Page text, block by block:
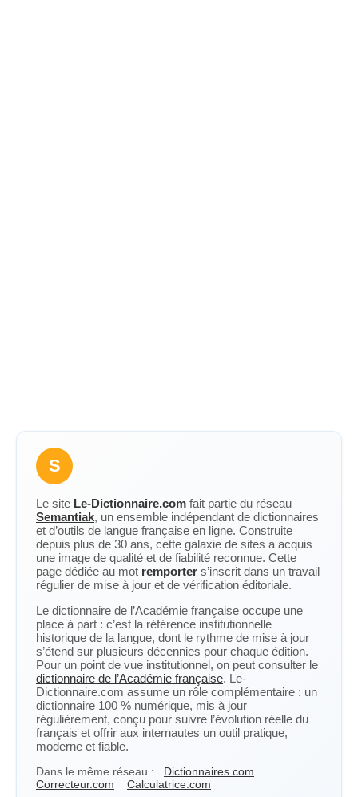
S
Le site Le-Dictionnaire.com fait partie du réseau
Semantiak, un ensemble indépendant de dictionnaires
et d’outils de langue française en ligne. Construite
depuis plus de 30 ans, cette galaxie de sites a acquis
une image de qualité et de fiabilité reconnue. Cette
page dédiée au mot remporter s’inscrit dans un travail
régulier de mise à jour et de vérification éditoriale.
Le dictionnaire de l’Académie française occupe une
place à part : c’est la référence institutionnelle
historique de la langue, dont le rythme de mise à jour
s’étend sur plusieurs décennies pour chaque édition.
Pour un point de vue institutionnel, on peut consulter le
dictionnaire de l’Académie française. Le-
Dictionnaire.com assume un rôle complémentaire : un
dictionnaire 100 % numérique, mis à jour
régulièrement, conçu pour suivre l’évolution réelle du
français et offrir aux internautes un outil pratique,
moderne et fiable.
Dans le même réseau :
Dictionnaires.com
Correcteur.com
Calculatrice.com